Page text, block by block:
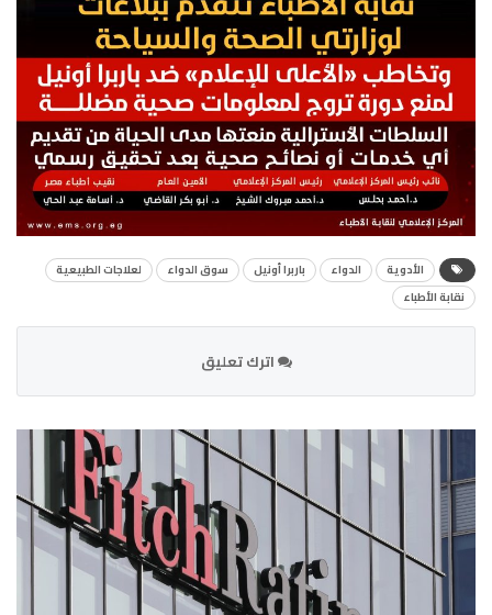
الأدوية الدواء باربرا أونيل سوق الدواء
لعلاجات الطبيعية
نقابة الأطباء
اترك تعليق